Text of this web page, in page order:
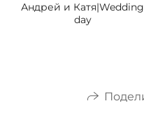
Андрей и Катя|Wedding
day